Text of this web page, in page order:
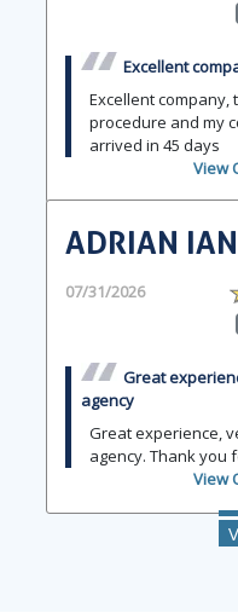
Excellent
Excellent company,
procedure and my
arrived in 45 days
View
ADRIAN
07/31/2026
Great
agency
Great experience,
agency. Thank you
View